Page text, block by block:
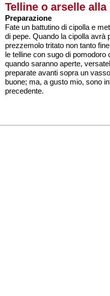
Telline o arselle
Preparazione
Fate un battutino di cipolla e
di pepe. Quando la cipolla avrà
prezzemolo tritato non tanto
le telline con sugo di
quando saranno aperte,
preparate avanti sopra un
buone; ma, a gusto mio, sono
precedente.